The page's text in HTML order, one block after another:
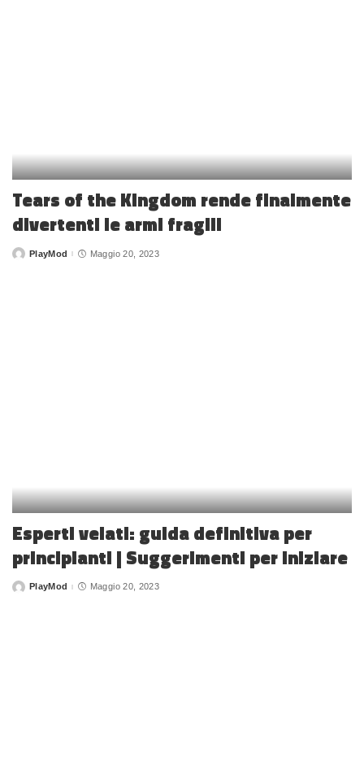
Tears of the Kingdom rende finalmente
divertenti le armi fragili
PostedPlayMod Maggio 20, 2023
Esperti velati: guida definitiva per
principianti | Suggerimenti per iniziare
PostedPlayMod Maggio 20, 2023